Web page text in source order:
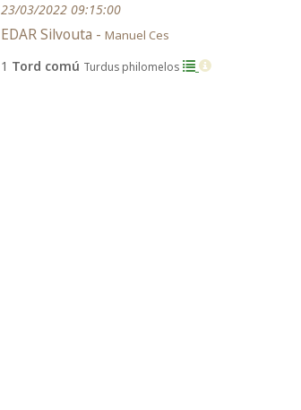
23/03/2022 09:15:00
EDAR Silvouta - Manuel Ces
1 Tord comú Turdus philomelos